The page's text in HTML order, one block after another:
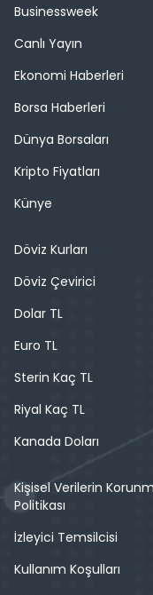
Businessweek
Canlı Yayın
Ekonomi Haberleri
Borsa Haberleri
Dünya Borsaları
Kripto Fiyatları
Künye
Döviz Kurları
Döviz Çevirici
Dolar TL
Euro TL
Sterin Kaç TL
Riyal Kaç TL
Kanada Doları
Kişisel Verilerin
Politikası
İzleyici Temsilcisi
Kullanım Koşulları